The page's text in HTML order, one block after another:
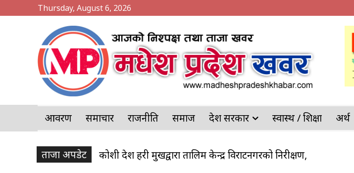
Thursday, August 6, 2026
आवरण समाचार राजनीति समाज प्रदेश सरकार स्वास्थ / शिक्षा अर्थ
ताजा अपडेट कोशी प्रदेश प्रहरी प्रमुखद्वारा तालिम केन्द्र विराटनगरको निरीक्षण,